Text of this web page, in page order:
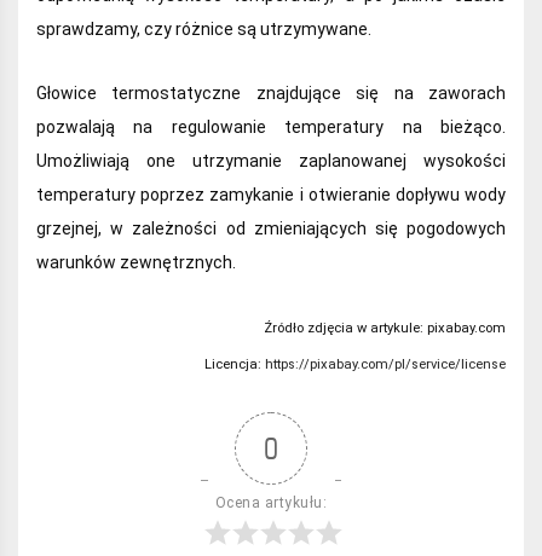
sprawdzamy, czy różnice są utrzymywane.
Głowice termostatyczne znajdujące się na zaworach
pozwalają na regulowanie temperatury na bieżąco.
Umożliwiają one utrzymanie zaplanowanej wysokości
temperatury poprzez zamykanie i otwieranie dopływu wody
grzejnej, w zależności od zmieniających się pogodowych
warunków zewnętrznych.
Źródło zdjęcia w artykule: pixabay.com
Licencja: https://pixabay.com/pl/service/license
0
Ocena artykułu: